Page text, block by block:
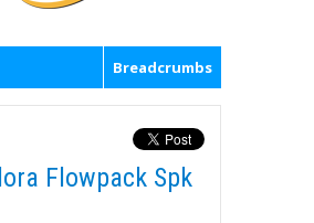
Breadcrumbs
Flowpack Spk